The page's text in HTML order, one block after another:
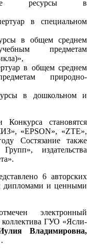
ресурсы в
в специальном
в общем среднем
предметам
в общем среднем
природно-
в дошкольном и
становятся
«EPSON», «ZTE»,
Состязание также
издательства
6 авторских
дипломами и ценными
электронный
коллектива ГУО «Ясли-
Владимировна,